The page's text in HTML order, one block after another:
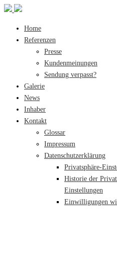
Home
Referenzen
Presse
Kundenmeinungen
Sendung verpasst?
Galerie
News
Inhaber
Kontakt
Glossar
Impressum
Datenschutzerklärung
Privatsphäre-
Historie der
Einstellungen
Einwilligungen